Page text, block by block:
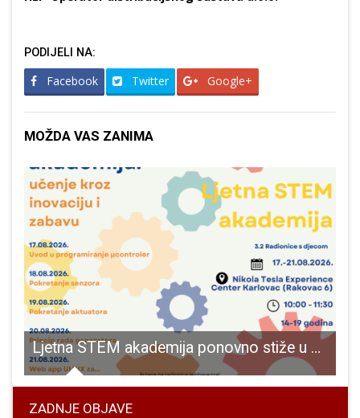
PODIJELI NA:
Facebook Twitter Google+
MOŽDA VAS ZANIMA
Ljetna STEM akademija ponovno stiže u Nikola Tesla Experience Centar
ZADNJE OBJAVE